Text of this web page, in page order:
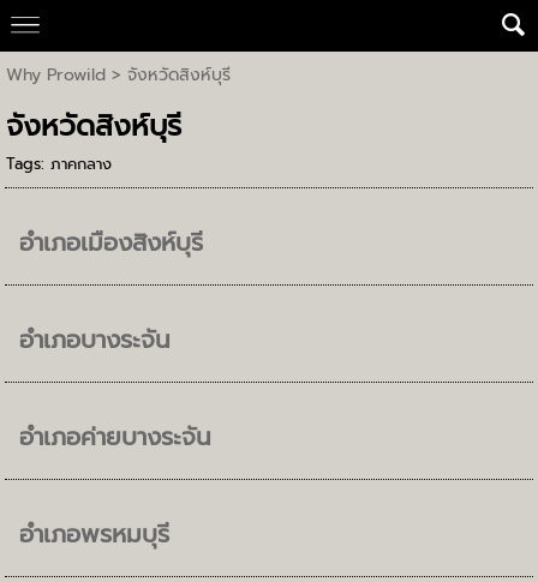
Why Prowild> จังหวัดสิงห์บุรี
จังหวัดสิงห์บุรี
Tags: ภาคกลาง
อำเภอเมืองสิงห์บุรี
อำเภอบางระจัน
อำเภอค่ายบางระจัน
อำเภอพรหมบุรี